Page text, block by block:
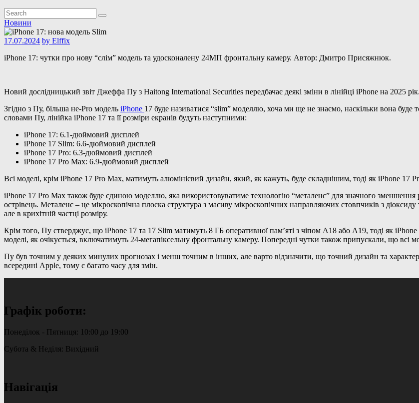
Новини
17.07.2024 by Elffix
iPhone 17: чутки про нову “слім” модель та удосконалену 24МП фронтальну камеру. Автор: Дмитро Присяжнюк.
Новий дослідницький звіт Джеффа Пу з Haitong International Securities передбачає деякі зміни в лінійці iPhone на 2025
Згідно з Пу, більша не-Pro модель iPhone 17 буде називатися “slim” моделлю, хоча ми ще не знаємо, наскільки вона
словами Пу, лінійка iPhone 17 та її розміри екранів будуть наступними:
iPhone 17: 6.1-дюймовий дисплей
iPhone 17 Slim: 6.6-дюймовий дисплей
iPhone 17 Pro: 6.3-дюймовий дисплей
iPhone 17 Pro Max: 6.9-дюймовий дисплей
Всі моделі, крім iPhone 17 Pro Max, матимуть алюмінієвий дизайн, який, як кажуть, буде складнішим, тоді як iPhone 17
iPhone 17 Pro Max також буде єдиною моделлю, яка використовуватиме технологію “металенс” для значного
острівець. Металенс – це мікроскопічна плоска структура з масиву мікроскопічних направляючих стовпчиків з
але в крихітній частці розміру.
Крім того, Пу стверджує, що iPhone 17 та 17 Slim матимуть 8 ГБ оперативної пам’яті з чіпом A18 або A19, тоді як
моделі, як очікується, включатимуть 24-мегапіксельну фронтальну камеру. Попередні чутки також припускали, що всі
Пу був точним у деяких минулих прогнозах і менш точним в інших, але варто відзначити, що точний дизайн та
всередині Apple, тому є багато часу для змін.
Графік роботи:
Понеділок - Пятниця: 10:00 до 19:00
Субота & Неділя: Вихідний
Навігація